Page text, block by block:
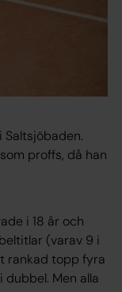
proffs, då han
i 18 år och
(varav 9 i
rankad topp fyra
Men alla